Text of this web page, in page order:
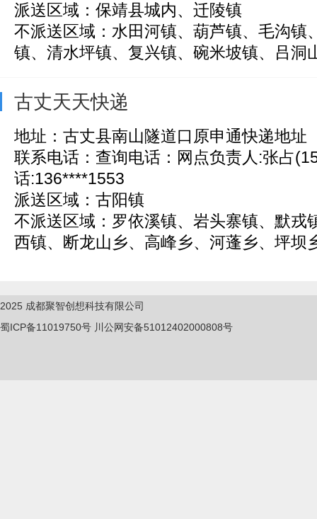
派送区域：保靖县城内、迁陵镇
不派送区域：水田河镇、葫芦镇、毛沟镇
镇、清水坪镇、复兴镇、碗米坡镇、吕洞
古丈天天快递
地址：古丈县南山隧道口原申通快递地址
联系电话：查询电话：网点负责人:张占
话:136****1553
派送区域：古阳镇
不派送区域：罗依溪镇、岩头寨镇、默戎
西镇、断龙山乡、高峰乡、河蓬乡、坪坝
2025 成都聚智创想科技有限公司
蜀ICP备11019750号 川公网安备51012402000808号